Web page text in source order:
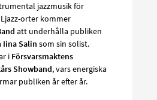
jazzmusik för
orter kommer
att underhålla publiken
Iina Salin som sin solist.
i Försvarsmaktens
Showband, vars energiska
publiken år efter år.